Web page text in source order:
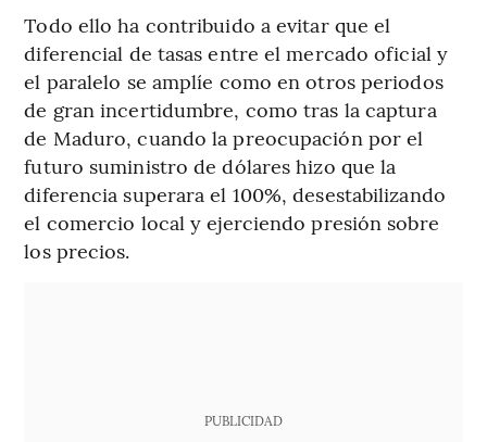
Todo ello ha contribuido a evitar que el
diferencial de tasas entre el mercado oficial y
el paralelo se amplíe como en otros periodos
de gran incertidumbre, como tras la captura
de Maduro, cuando la preocupación por el
futuro suministro de dólares hizo que la
diferencia superara el 100%, desestabilizando
el comercio local y ejerciendo presión sobre
los precios.
PUBLICIDAD